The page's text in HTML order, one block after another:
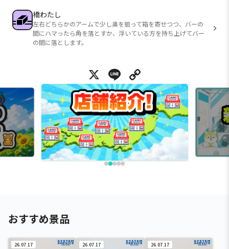
橋わたし
左右どちらかのアームで少し奥を狙って箱を寄せつつ、バーの
間にハマったら角を落とすか、浮いている方を持ち上げてバー
の間に落とします。
X Line
おすすめ景品
26.07.17 26.07.17 26.07.17